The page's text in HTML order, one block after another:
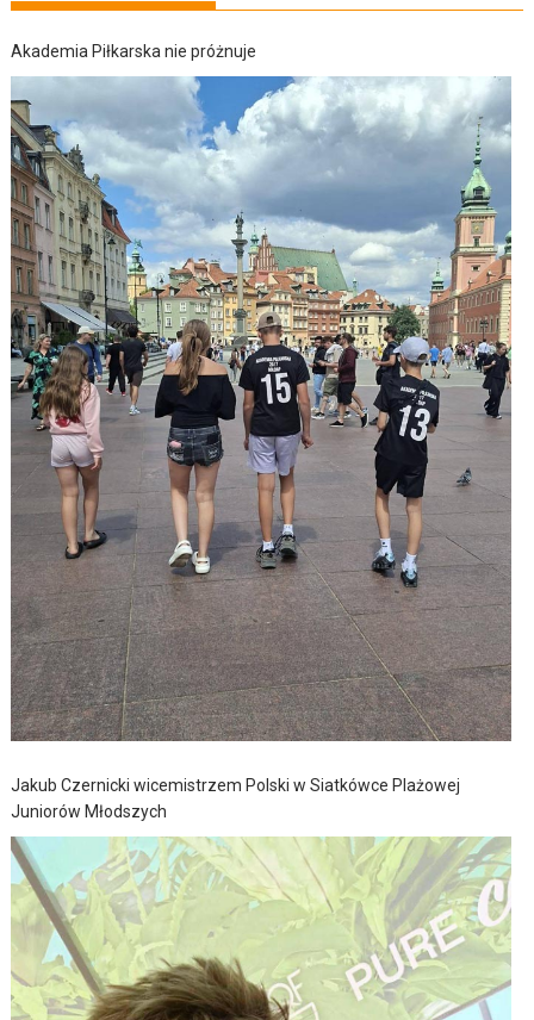
Akademia Piłkarska nie próżnuje
Jakub Czernicki wicemistrzem Polski w Siatkówce Plażowej
Juniorów Młodszych